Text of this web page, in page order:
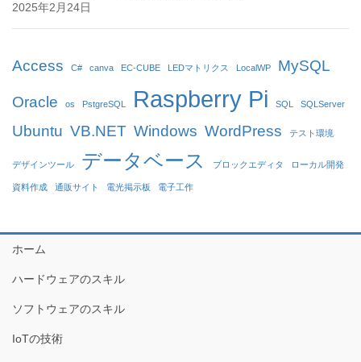
2025年2月24日
Access C# canva EC-CUBE LEDマトリクス LocalWP MySQL
Oracle os PstgreSQL Raspberry Pi SQL SQLServer
Ubuntu VB.NET Windows WordPress テスト環境
デザインツール データベース ブロックエディタ ローカル開発
資料作成 通販サイト 電光掲示板 電子工作
ホーム
ハードウェアのスキル
ソフトウェアのスキル
IoTの技術